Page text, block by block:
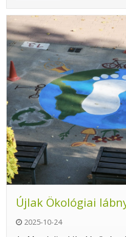
Újlak Ökológiai
2025-10-24